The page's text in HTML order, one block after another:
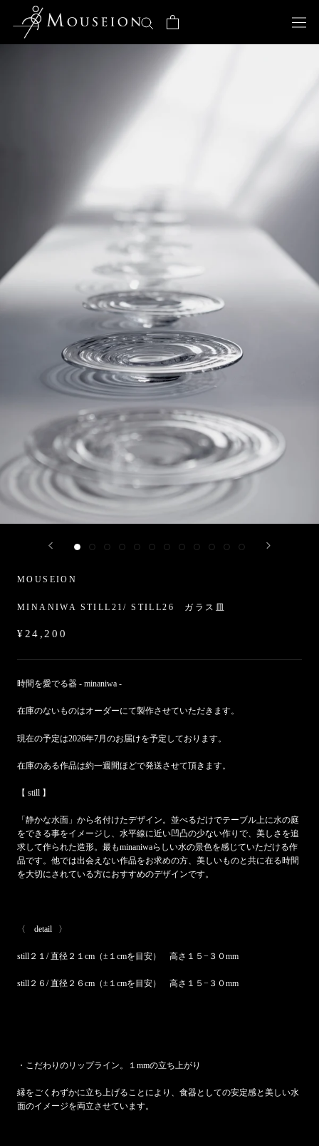
MOUSEION
MINANIWA STILL21/ STILL26 ガラス皿
¥24,200
時間を愛でる器 - minaniwa -
在庫のないものはオーダーにて製作させていただきます。
現在の予定は2026年7月のお届けを予定しております。
在庫のある作品は約一週間ほどで発送させて頂きます。
【 still 】
「静かな水面」から名付けたデザイン。並べるだけでテーブル上に水の庭
をできる事をイメージし、水平線に近い凹凸の少ない作りで、 美しさを追
求して作られた造形。最もminaniwaらしい水の景色を感じていただける作
品です。他では出会えない作品をお求めの方、美しいものと共に在る時間
を大切にされている方におすすめのデザインです。
〈 detail 〉
still２１/ 直径２１cm（±１cmを目安） 高さ１５−３０mm
still２６/ 直径２６cm（±１cmを目安） 高さ１５−３０mm
・こだわりのリップライン。１mmの立ち上がり
縁をごくわずかに立ち上げることにより、食器としての安定感と美しい水
面のイメージを両立させています。